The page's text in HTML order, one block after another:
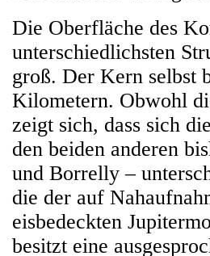
Die Oberfläche des
unterschiedlichsten
groß. Der Kern selbst
Kilometern. Obwohl
zeigt sich, dass sich
den beiden anderen
und Borrelly –
die der auf
eisbedeckten
besitzt eine